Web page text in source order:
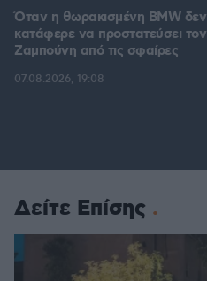
Όταν η θωρακισμένη BMW δεν
κατάφερε να προστατεύσει τον
Ζαμπούνη από τις σφαίρες
07.08.2026, 19:08
Δείτε Επίσης